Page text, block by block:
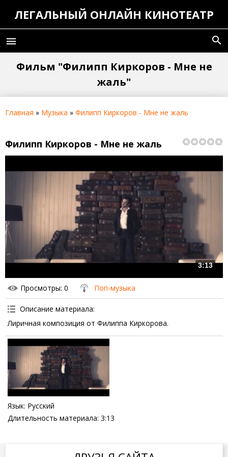
ЛЕГАЛЬНЫЙ ОНЛАЙН КИНОТЕАТР
menu search
Фильм "Филипп Киркоров - Мне не
жаль"
Главная » Музыка » Филипп Киркоров - Мне не жаль
Филипп Киркоров - Мне не жаль
3:13
Просмотры: 0 Поп-музыка
Описание материала:
Лиричная композиция от Филиппа Киркорова.
Язык: Русский
Длительность материала: 3:13